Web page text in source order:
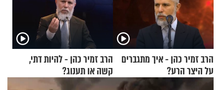
הרב זמיר כהן - איך מתגברים
על היצר הרע?
הרב זמיר כהן - להיות דתי,
קשה או תענוג?